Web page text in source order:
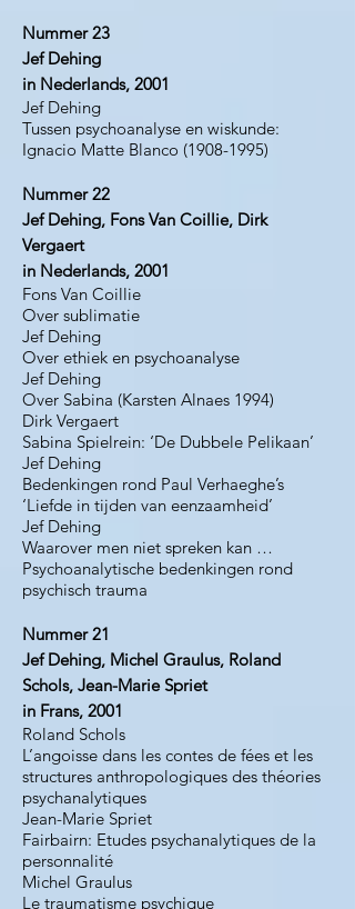
Nummer 23
Jef Dehing
in Nederlands, 2001
Jef Dehing
Tussen psychoanalyse en wiskunde:
Ignacio Matte Blanco (1908-1995)
Nummer 22
Jef Dehing, Fons Van Coillie, Dirk
Vergaert
in Nederlands, 2001
Fons Van Coillie
Over sublimatie
Jef Dehing
Over ethiek en psychoanalyse
Jef Dehing
Over Sabina (Karsten Alnaes 1994)
Dirk Vergaert
Sabina Spielrein: ‘De Dubbele Pelikaan’
Jef Dehing
Bedenkingen rond Paul Verhaeghe’s
‘Liefde in tijden van eenzaamheid’
Jef Dehing
Waarover men niet spreken kan …
Psychoanalytische bedenkingen rond
psychisch trauma
Nummer 21
Jef Dehing, Michel Graulus, Roland
Schols, Jean-Marie Spriet
in Frans, 2001
Roland Schols
L’angoisse dans les contes de fées et les
structures anthropologiques des théories
psychanalytiques
Jean-Marie Spriet
Fairbairn: Etudes psychanalytiques de la
personnalité
Michel Graulus
Le traumatisme psychique